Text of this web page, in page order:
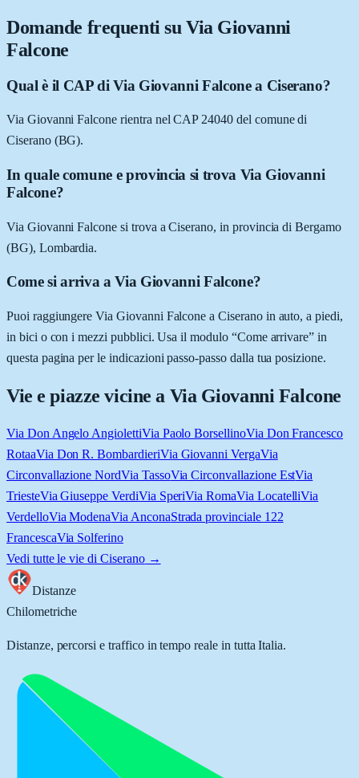
Domande frequenti su Via Giovanni
Falcone
Qual è il CAP di Via Giovanni Falcone a Ciserano?
Via Giovanni Falcone rientra nel CAP 24040 del comune di
Ciserano (BG).
In quale comune e provincia si trova Via Giovanni
Falcone?
Via Giovanni Falcone si trova a Ciserano, in provincia di Bergamo
(BG), Lombardia.
Come si arriva a Via Giovanni Falcone?
Puoi raggiungere Via Giovanni Falcone a Ciserano in auto, a piedi,
in bici o con i mezzi pubblici. Usa il modulo “Come arrivare” in
questa pagina per le indicazioni passo-passo dalla tua posizione.
Vie e piazze vicine a Via Giovanni Falcone
Via Don Angelo AngiolettiVia Paolo BorsellinoVia Don Francesco
RotaaVia Don R. BombardieriVia Giovanni VergaVia
Circonvallazione NordVia TassoVia Circonvallazione EstVia
TriesteVia Giuseppe VerdiVia SperiVia RomaVia LocatelliVia
VerdelloVia ModenaVia AnconaStrada provinciale 122
FrancescaVia Solferino
Vedi tutte le vie di Ciserano→
Distanze
Chilometriche
Distanze, percorsi e traffico in tempo reale in tutta Italia.